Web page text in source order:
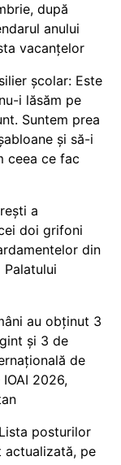
după
anului
vacanțelor
școlar: Este
i lăsăm pe
Suntem prea
și să-i
ceea ce fac
a
doi grifoni
din
au obținut 3
și 3 de
de
2026,
posturilor
pe